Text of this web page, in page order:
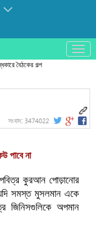
باز
و
کردن
বৈঠকের গল্প
সংবাদ: 3474022
পাবে না
কুরআন পোড়ানোর
সমস্ত মুসলমান একে
জিনিসগুলিকে অপমান